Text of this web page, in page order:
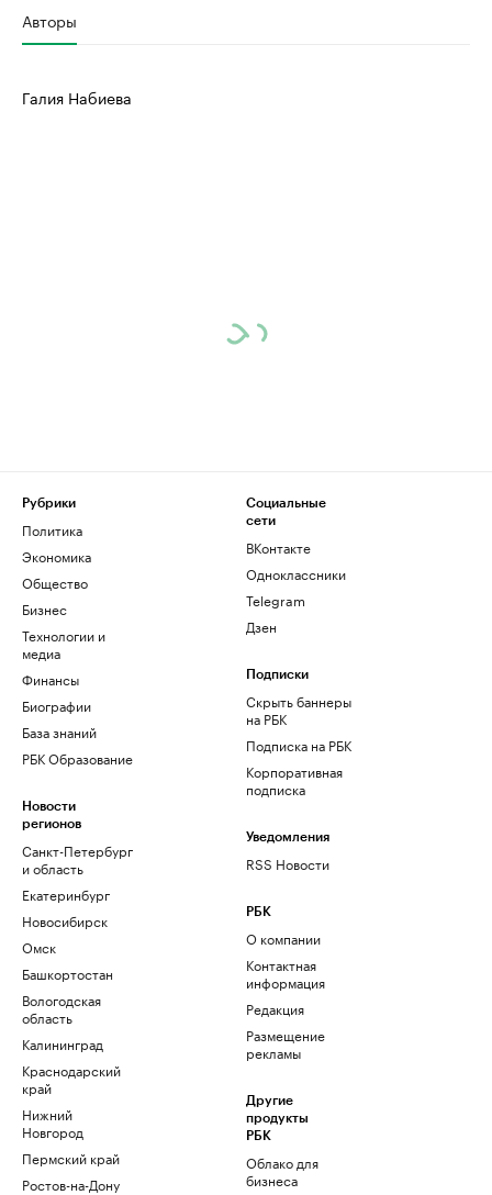
Авторы
Галия Набиева
Рубрики
Политика
Экономика
Общество
Бизнес
Технологии и
медиа
Финансы
Биографии
База знаний
РБК Образование
Новости
регионов
Санкт-Петербург
и область
Екатеринбург
Новосибирск
Омск
Башкортостан
Вологодская
область
Калининград
Краснодарский
край
Нижний
Новгород
Пермский край
Ростов-на-Дону
Социальные
сети
ВКонтакте
Одноклассники
Telegram
Дзен
Подписки
Скрыть баннеры
на РБК
Подписка на РБК
Корпоративная
подписка
Уведомления
RSS Новости
РБК
О компании
Контактная
информация
Редакция
Размещение
рекламы
Другие
продукты
РБК
Облако для
бизнеса